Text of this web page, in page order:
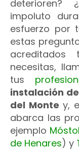
deterioren?
impoluto
esfuerzo por
estas
necesitas,
tus
instalación
del Monte y,
abarca las
ejemplo
de Henares) y